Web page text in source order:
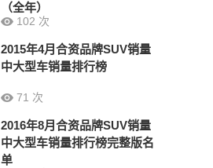
（全年）
102 次
2015年4月合资品牌SUV销量
中大型车销量排行榜
71 次
2016年8月合资品牌SUV销量
中大型车销量排行榜完整版名
单